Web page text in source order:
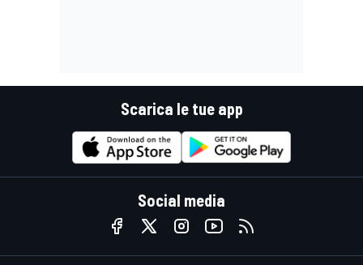
Scarica le tue app
Social media